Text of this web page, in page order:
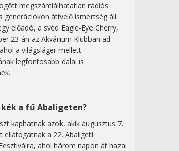
megszámlálhatatlan rádiós
generációkon átívelő ismertség áll.
előadó, a svéd Eagle-Eye Cherry,
23-án az Akvárium Klubban ad
a világsláger mellett
legfontosabb dalai is
a fű Abaligeten?
kaphatnak azok, akik augusztus 7.
ellátogatnak a 22. Abaligeti
ahol három napon át hazai